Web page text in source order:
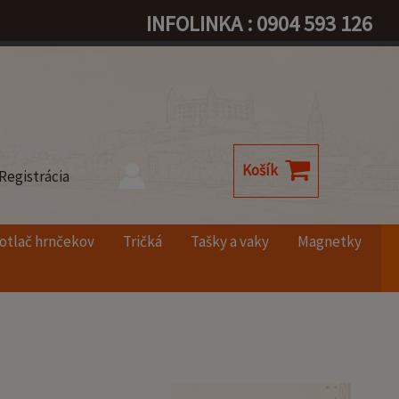
INFOLINKA : 0904 593 126
Košík
hrnčekov Tričká Tašky a vaky Magnetky